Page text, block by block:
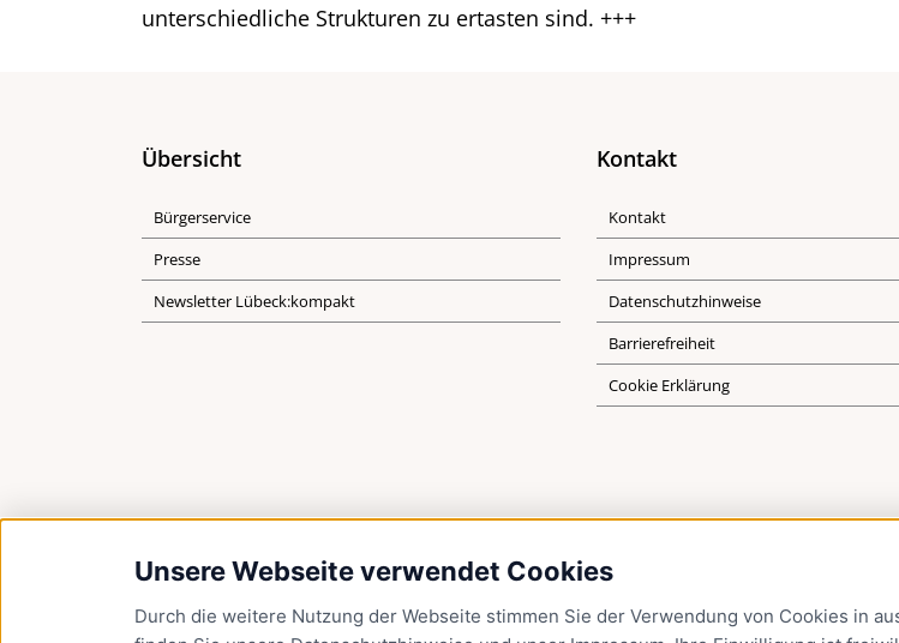
Unsere Webseite verwendet Cookies
Durch die weitere Nutzung der Webseite stimmen Sie der Verwendung von Cookies in
unterschiedliche Strukturen zu ertasten sind. +++
Übersicht
Bürgerservice
Presse
Newsletter Lübeck:kompakt
Kontakt
Kontakt
Impressum
Datenschutzhinweise
Barrierefreiheit
Cookie Erklärung